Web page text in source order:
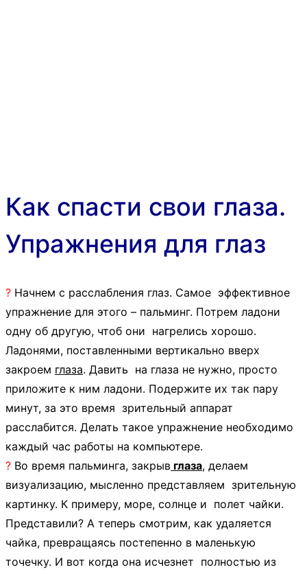
Как спасти свои глаза.
Упражнения для глаз
? Начнем с расслабления глаз. Самое эффективное
упражнение для этого – пальминг. Потрем ладони
одну об другую, чтоб они нагрелись хорошо.
Ладонями, поставленными вертикально вверх
закроем глаза. Давить на глаза не нужно, просто
приложите к ним ладони. Подержите их так пару
минут, за это время зрительный аппарат
расслабится. Делать такое упражнение необходимо
каждый час работы на компьютере.
? Во время пальминга, закрыв глаза, делаем
визуализацию, мысленно представляем зрительную
картинку. К примеру, море, солнце и полет чайки.
Представили? А теперь смотрим, как удаляется
чайка, превращаясь постепенно в маленькую
точечку. И вот когда она исчезнет полностью из